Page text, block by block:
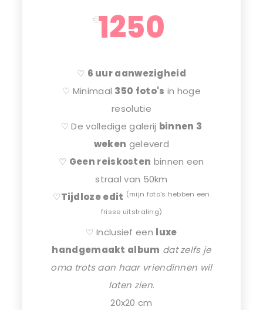
€1250
♡ 6 uur aanwezigheid
♡ Minimaal 350 foto's in hoge
resolutie
♡ De volledige galerij binnen 3
weken geleverd
♡ Geen reiskosten binnen een
straal van 50km
♡Tijdloze edit (mijn foto's hebben een
frisse uitstraling)
♡ Inclusief een luxe
handgemaakt album dat zelfs je
oma trots aan haar vriendinnen wil
laten zien.
20x20 cm